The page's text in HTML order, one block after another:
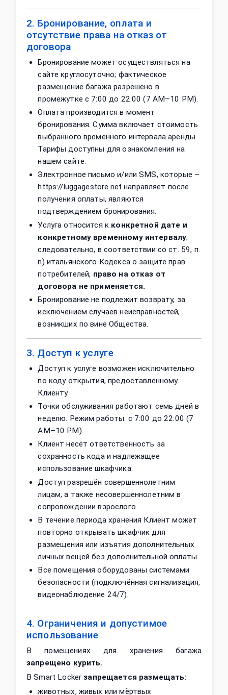
2. Бронирование, оплата и
отсутствие права на отказ от
договора
Бронирование может осуществляться на
сайте круглосуточно; фактическое
размещение багажа разрешено в
промежутке с 7:00 до 22:00 (7 AM–10 PM).
Оплата производится в момент
бронирования. Сумма включает стоимость
выбранного временного интервала аренды.
Тарифы доступны для ознакомления на
нашем сайте.
Электронное письмо и/или SMS, которые –
https://luggagestore.net направляет после
получения оплаты, являются
подтверждением бронирования.
Услуга относится к конкретной дате и
конкретному временному интервалу;
следовательно, в соответствии со ст. 59, п.
n) итальянского Кодекса о защите прав
потребителей, право на отказ от
договора не применяется.
Бронирование не подлежит возврату, за
исключением случаев неисправностей,
возникших по вине Общества.
3. Доступ к услуге
Доступ к услуге возможен исключительно
по коду открытия, предоставленному
Клиенту.
Точки обслуживания работают семь дней в
неделю. Режим работы: с 7:00 до 22:00 (7
AM–10 PM).
Клиент несёт ответственность за
сохранность кода и надлежащее
использование шкафчика.
Доступ разрешён совершеннолетним
лицам, а также несовершеннолетним в
сопровождении взрослого.
В течение периода хранения Клиент может
повторно открывать шкафчик для
размещения или изъятия дополнительных
личных вещей без дополнительной оплаты.
Все помещения оборудованы системами
безопасности (подключённая сигнализация,
видеонаблюдение 24/7).
4. Ограничения и допустимое
использование
В помещениях для хранения багажа
запрещено курить.
В Smart Lockerзапрещается размещать:
животных, живых или мёртвых